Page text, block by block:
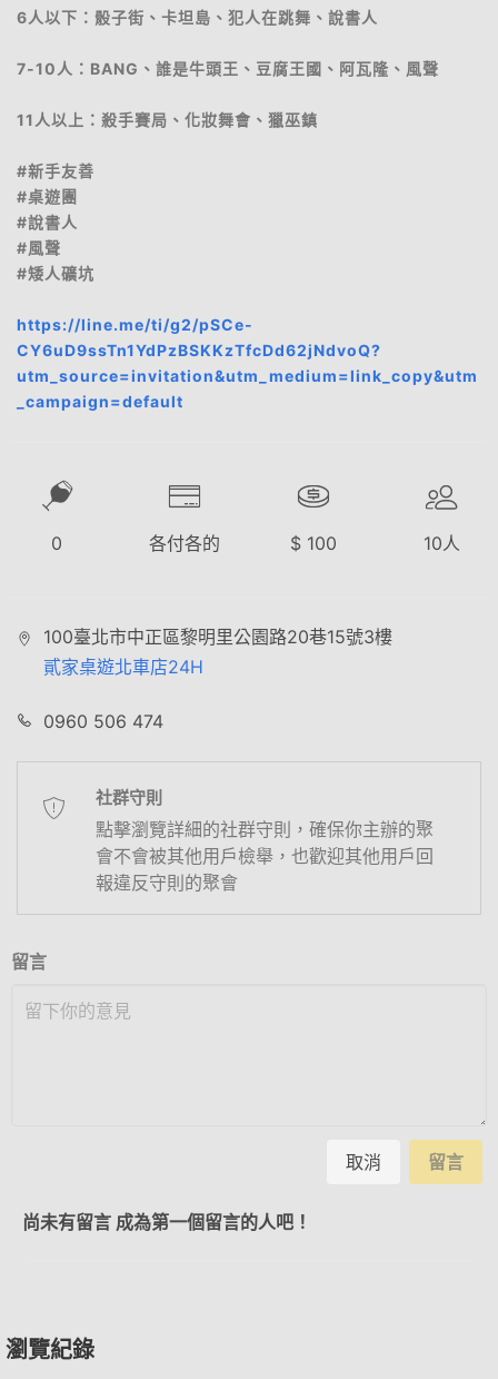
6人以下：骰子街、卡坦島、犯人在跳舞、說書人
7-10人：BANG、誰是牛頭王、豆腐王國、阿瓦隆、風聲
11人以上：殺手賽局、化妝舞會、獵巫鎮
#新手友善
#桌遊團
#說書人
#風聲
#矮人礦坑
https://line.me/ti/g2/pSCe-
CY6uD9ssTn1YdPzBSKKzTfcDd62jNdvoQ?
utm_source=invitation&utm_medium=link_copy&utm
_campaign=default
0 各付各的 $ 100 10人
100臺北市中正區黎明里公園路20巷15號3樓
貳家桌遊北車店24H
0960 506 474
社群守則
點擊瀏覽詳細的社群守則，確保你主辦的聚
會不會被其他用戶檢舉，也歡迎其他用戶回
報違反守則的聚會
留言
取消 留言
尚未有留言 成為第一個留言的人吧！
瀏覽紀錄